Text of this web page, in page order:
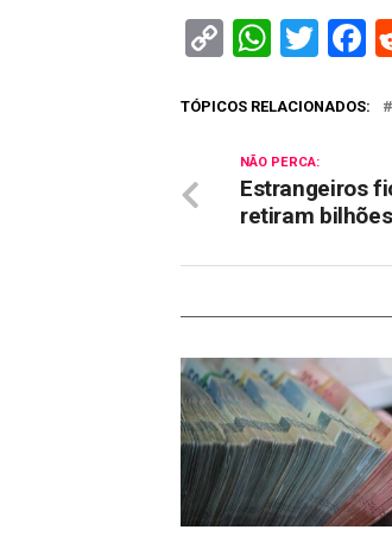
Copy
TÓPICOS RELACIONADOS:
NÃO PERCA:
Estrangeiros
retiram